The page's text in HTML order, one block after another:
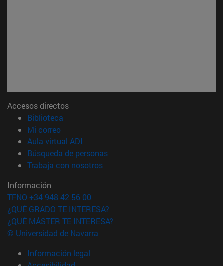
Accesos directos
Biblioteca
Mi correo(abre en nueva ventana)
Aula virtual ADI
Búsqueda de personas(abre en nueva ventana)
Trabaja con nosotros(abre en nueva ventana)
Información
TFNO +34 948 42 56 00
¿QUÉ GRADO TE INTERESA?
¿QUÉ MÁSTER TE INTERESA?
© Universidad de Navarra
Información legal